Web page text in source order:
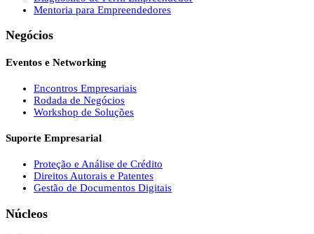
Mentoria para Empreendedores
Negócios
Eventos e Networking
Encontros Empresariais
Rodada de Negócios
Workshop de Soluções
Suporte Empresarial
Proteção e Análise de Crédito
Direitos Autorais e Patentes
Gestão de Documentos Digitais
Núcleos